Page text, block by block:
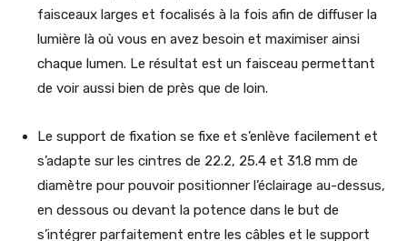
faisceaux larges et focalisés à la fois afin de diffuser la
lumière là où vous en avez besoin et maximiser ainsi
chaque lumen. Le résultat est un faisceau permettant
de voir aussi bien de près que de loin.
Le support de fixation se fixe et s’enlève facilement et
s’adapte sur les cintres de 22.2, 25.4 et 31.8 mm de
diamètre pour pouvoir positionner l’éclairage au-dessus,
en dessous ou devant la potence dans le but de
s’intégrer parfaitement entre les câbles et le support